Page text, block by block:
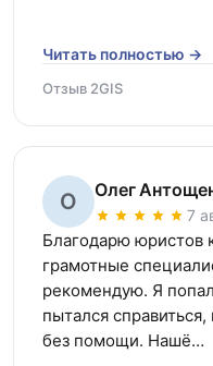
Читать полностью →
Отзыв 2GIS
О Олег
7
Благодарю юристов
грамотные
рекомендую. Я
пытался
без помощи. Нашё…